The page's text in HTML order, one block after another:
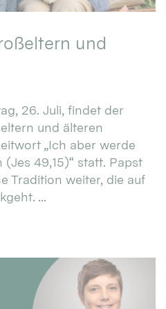
und
26. Juli, findet der
und älteren
„Ich aber werde
49,15)“ statt. Papst
Tradition weiter, die auf
...